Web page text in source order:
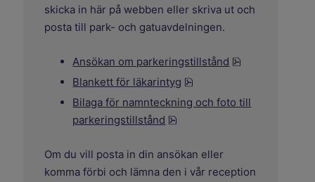
skicka in här på webben eller skriva ut och
posta till park- och gatuavdelningen.
Ansökan om parkeringstillstånd
Blankett för läkarintyg
Bilaga för namnteckning och foto till
parkeringstillstånd
Om du vill posta in din ansökan eller
komma förbi och lämna den i vår reception